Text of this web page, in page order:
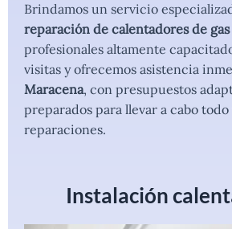
Brindamos un servicio
reparación de calentadores de gas
profesionales altamente
visitas y ofrecemos asistencia
Maracena, con presupuestos
preparados para llevar a cabo
reparaciones.
Instalación